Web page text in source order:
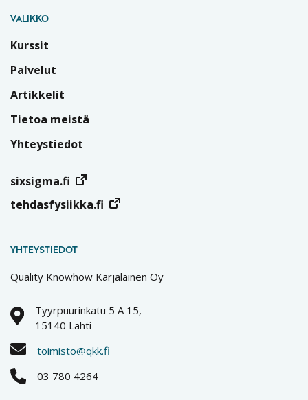
VALIKKO
Kurssit
Palvelut
Artikkelit
Tietoa meistä
Yhteystiedot
sixsigma.fi
tehdasfysiikka.fi
YHTEYSTIEDOT
Quality Knowhow Karjalainen Oy
Tyyrpuurinkatu 5 A 15,
15140 Lahti
toimisto@qkk.fi
03 780 4264